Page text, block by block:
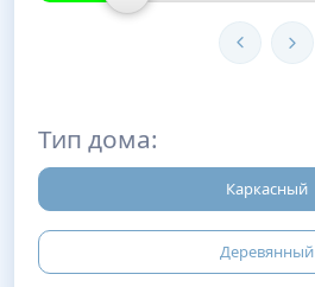
Тип дома:
Каркасный
Деревянный